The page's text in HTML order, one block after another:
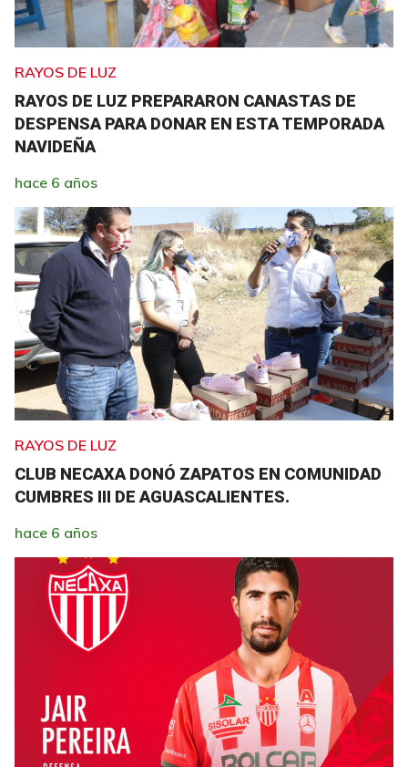
RAYOS DE LUZ
RAYOS DE LUZ PREPARARON CANASTAS DE
DESPENSA PARA DONAR EN ESTA TEMPORADA
NAVIDEÑA
hace 6 años
RAYOS DE LUZ
CLUB NECAXA DONÓ ZAPATOS EN COMUNIDAD
CUMBRES III DE AGUASCALIENTES.
hace 6 años